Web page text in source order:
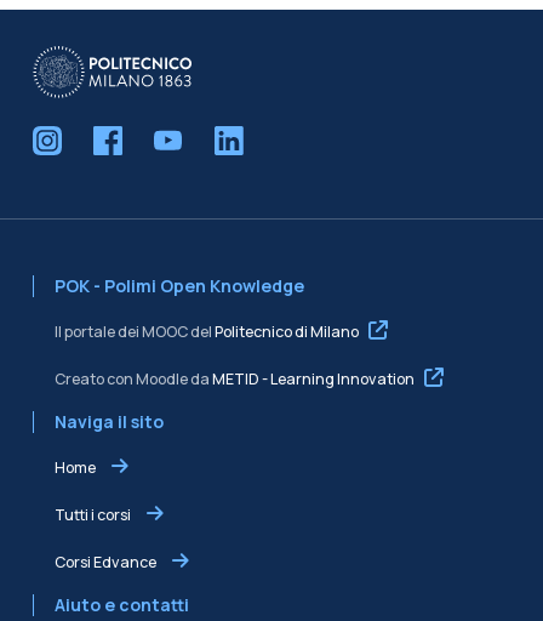
POK - Polimi Open Knowledge
Il portale dei MOOC delPolitecnico di Milano
Creato con Moodle daMETID - Learning Innovation
Naviga il sito
Home
Tutti i corsi
Corsi Edvance
Aiuto e contatti